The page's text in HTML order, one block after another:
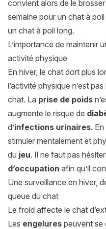
convient alors de le
semaine pour un chat à
un chat à poil long.
L’importance de maintenir
activité physique
En hiver, le chat dort plus
l’activité physique n’est
chat. La prise de poids
augmente le risque de
d’infections urinaires.
stimuler mentalement et
du jeu. Il ne faut pas
d’occupation afin qu’il
Une surveillance en hiver,
queue du chat
Le froid affecte le chat
Les engelures peuvent se